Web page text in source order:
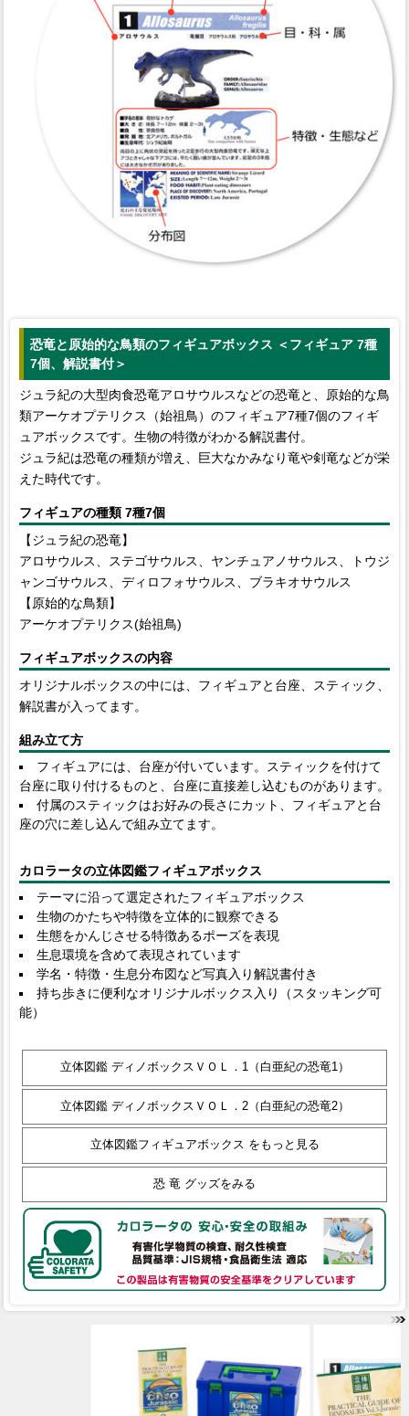
恐竜と原始的な鳥類のフィギュアボックス ＜フィギュア 7種
7個、解説書付＞
ジュラ紀の大型肉食恐竜アロサウルスなどの恐竜と、原始的な鳥
類アーケオプテリクス（始祖鳥）のフィギュア7種7個のフィギ
ュアボックスです。生物の特徴がわかる解説書付。
ジュラ紀は恐竜の種類が増え、巨大なかみなり竜や剣竜などが栄
えた時代です。
フィギュアの種類 7種7個
【ジュラ紀の恐竜】
アロサウルス、ステゴサウルス、ヤンチュアノサウルス、トウジ
ャンゴサウルス、ディロフォサウルス、ブラキオサウルス
【原始的な鳥類】
アーケオプテリクス(始祖鳥)
フィギュアボックスの内容
オリジナルボックスの中には、フィギュアと台座、スティック、
解説書が入ってます。
組み立て方
フィギュアには、台座が付いています。スティックを付けて
台座に取り付けるものと、台座に直接差し込むものがあります。
付属のスティックはお好みの長さにカット、フィギュアと台
座の穴に差し込んで組み立てます。
カロラータの立体図鑑フィギュアボックス
テーマに沿って選定されたフィギュアボックス
生物のかたちや特徴を立体的に観察できる
生態をかんじさせる特徴あるポーズを表現
生息環境を含めて表現されています
学名・特徴・生息分布図など写真入り解説書付き
持ち歩きに便利なオリジナルボックス入り（スタッキング可
能）
立体図鑑 ディノボックスＶＯＬ．1（白亜紀の恐竜1）
立体図鑑 ディノボックスＶＯＬ．2（白亜紀の恐竜2）
立体図鑑フィギュアボックス をもっと見る
恐 竜 グッズをみる